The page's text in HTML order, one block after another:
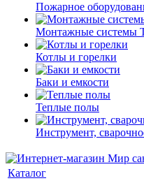
Пожарное
Монтажные системы
Котлы и горелки
Баки и емкости
Теплые полы
Инструмент,
Каталог